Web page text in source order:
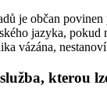
je občan povinen
jazyka, pokud
vázána,
kterou